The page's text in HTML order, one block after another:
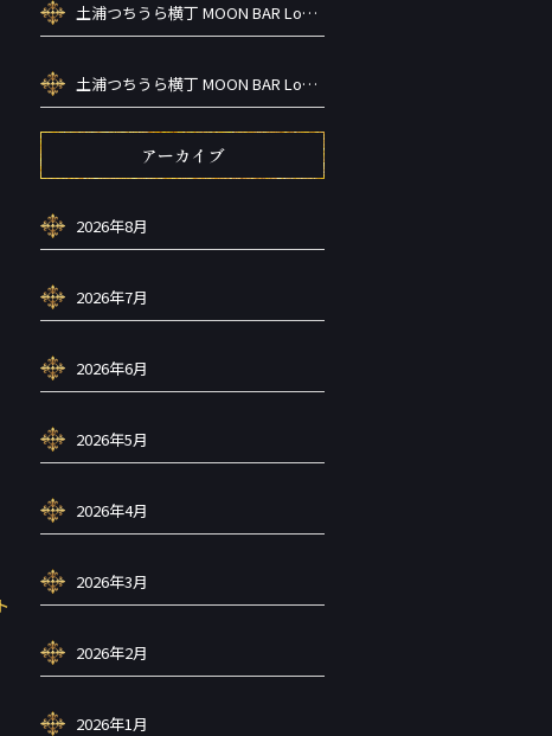
土浦つちうら横丁 MOON BAR Lounge ーズメントBAR シーシャカラ オケお酒
土浦つちうら横丁 MOON BAR Lounge ーズメントBAR シーシャカラ オケお酒
アーカイブ
2026年8月
2026年7月
2026年6月
2026年5月
2026年4月
2026年3月
2026年2月
2026年1月